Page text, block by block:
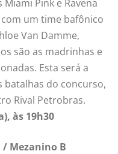
Pink e Ravena
um time bafônico
Van Damme,
são as madrinhas e
Esta será a
batalhas do concurso,
Rival Petrobras.
às 19h30
/ Mezanino B